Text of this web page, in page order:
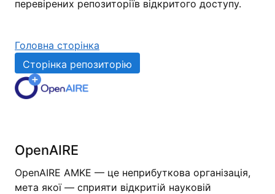
перевірених репозиторіїв відкритого доступу.
Головна сторінка
Сторінка репозиторію
OpenAIRE
OpenAIRE AMKE — це неприбуткова організація,
мета якої — сприяти відкритій науковій